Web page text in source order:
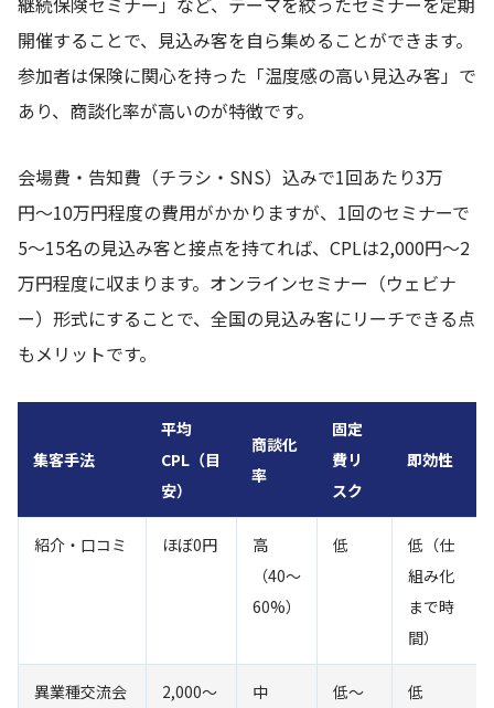
開催することで、見込み客を自ら集めることができます。
参加者は保険に関心を持った「温度感の高い見込み客」で
あり、商談化率が高いのが特徴です。
会場費・告知費（チラシ・SNS）込みで1回あたり3万
円〜10万円程度の費用がかかりますが、1回のセミナーで
5〜15名の見込み客と接点を持てれば、CPLは2,000円〜2
万円程度に収まります。オンラインセミナー（ウェビナ
ー）形式にすることで、全国の見込み客にリーチできる点
もメリットです。
集客手法
平均
CPL（目
安）
商談化
率
固定
費リ
スク
即効性
紹介・口コミ ほぼ0円
高
（40〜
60%）
低
低（仕
組み化
まで時
間）
異業種交流会
2,000〜
中
低〜
低